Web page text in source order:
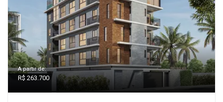
A partir de:
R$ 263.700